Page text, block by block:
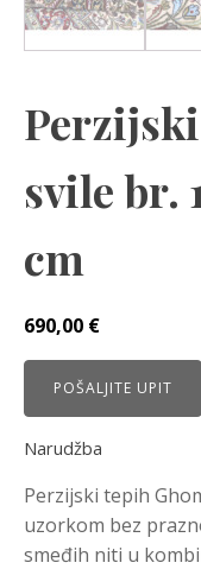
svile br.
cm
690,00 €
POŠALJITE UPIT
Narudžba
Perzijski tepih
uzorkom bez
smeđih niti u